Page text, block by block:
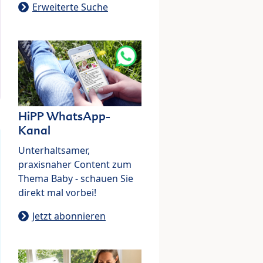
Erweiterte Suche
HiPP WhatsApp-
Kanal
Unterhaltsamer,
praxisnaher Content zum
Thema Baby - schauen Sie
direkt mal vorbei!
Jetzt abonnieren